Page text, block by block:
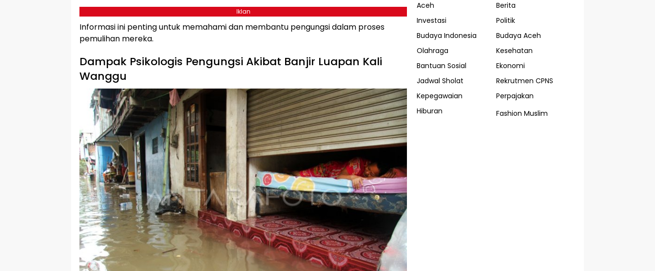
ⓘ
Iklan
Informasi ini penting untuk memahami dan membantu pengungsi dalam proses
pemulihan mereka.
Dampak Psikologis Pengungsi Akibat Banjir Luapan Kali
Wanggu
Aceh
Berita
Investasi
Politik
Budaya Indonesia
Budaya Aceh
Olahraga
Kesehatan
Bantuan Sosial
Ekonomi
Jadwal Sholat
Rekrutmen CPNS
Kepegawaian
Perpajakan
Hiburan
Fashion Muslim